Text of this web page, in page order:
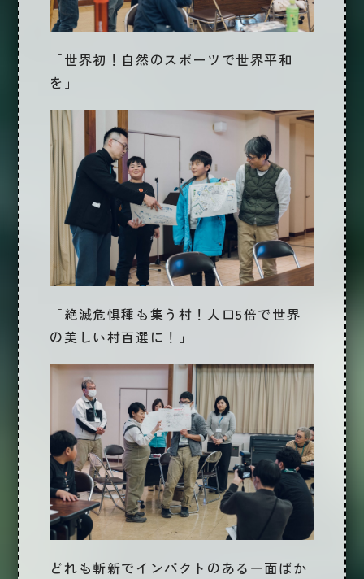
「世界初！自然のスポーツで世界平和
を」
「絶滅危惧種も集う村！人口5倍で世界
の美しい村百選に！」
どれも斬新でインパクトのある一面ばか